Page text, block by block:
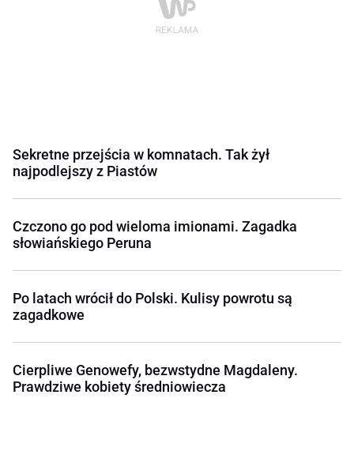
Sekretne przejścia w komnatach. Tak żył
najpodlejszy z Piastów
Czczono go pod wieloma imionami. Zagadka
słowiańskiego Peruna
Po latach wrócił do Polski. Kulisy powrotu są
zagadkowe
Cierpliwe Genowefy, bezwstydne Magdaleny.
Prawdziwe kobiety średniowiecza